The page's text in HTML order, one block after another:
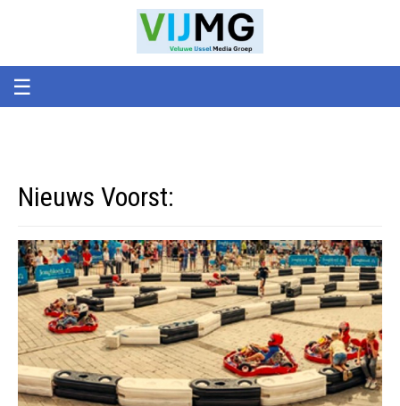
☰
Nieuws Voorst: